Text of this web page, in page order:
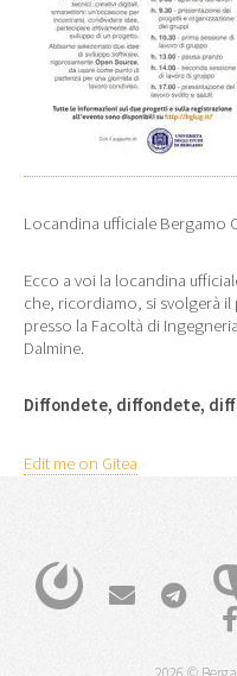
Locandina ufficiale Bergamo
Ecco a voi la locandina
che, ricordiamo, si svolgerà il
presso la Facoltà di
Dalmine.
Diffondete, diffondete,
Edit me on Gitea